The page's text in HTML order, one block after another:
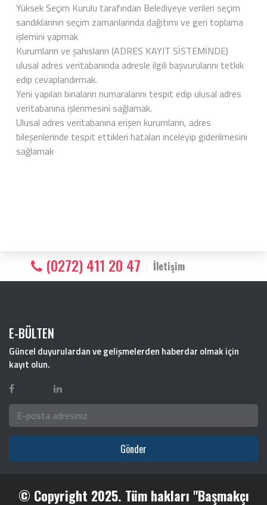
Yüksek Seçim Kurulu tarafından Belediyeye verilen seçim
sandıklarının seçim zamanlarında dağıtımı ve geri toplama
işlemini yapmak
Kurumların ve şahısların (ADRES KAYIT SİSTEMİNDE)
ulusal adres veritabanında adresle ilgili başvurularını tetkik
edip cevaplandırmak.
Yeni yapılan binaların numaralarını tespit edip ulusal adres
veritabanına işlenmesini sağlamak.
Ulusal adres veritabanına erişen kurumların, adres
bileşenlerinde tespit ettikleri hataları inceleyip giderilmesini
sağlamak
(0272) 411 20 47 İletişim
E-BÜLTEN
Güncel duyurulardan ve gelişmelerden haberdar olmak için
kayıt olun.
Gönder
© Copyright 2025. Tüm hakları "Başmakçı